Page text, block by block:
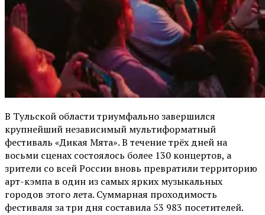
В Тульской области триумфально завершился
крупнейший независимый мультиформатный
фестиваль «Дикая Мята». В течение трёх дней на
восьми сценах состоялось более 130 концертов, а
зрители со всей России вновь превратили территорию
арт-кэмпа в один из самых ярких музыкальных
городов этого лета. Суммарная проходимость
фестиваля за три дня составила 53 983 посетителей.